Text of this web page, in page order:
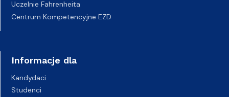
Uczelnie Fahrenheita
Centrum Kompetencyjne EZD
Informacje dla
Kandydaci
Studenci